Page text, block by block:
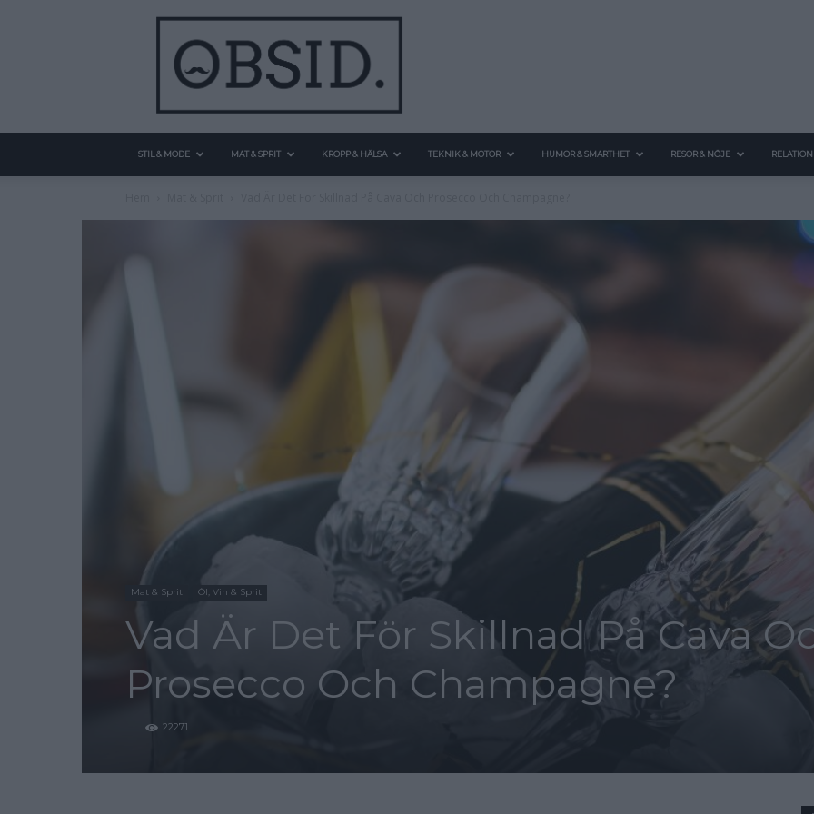
STIL & MODE MAT & SPRIT KROPP & HÄLSA TEKNIK & MOTOR HUMOR & SMARTHET RESOR & NÖJE
Mat & Sprit Öl, Vin & Sprit
Vad Är Det För Skillnad På Cava
Prosecco Och Champagne?
22271